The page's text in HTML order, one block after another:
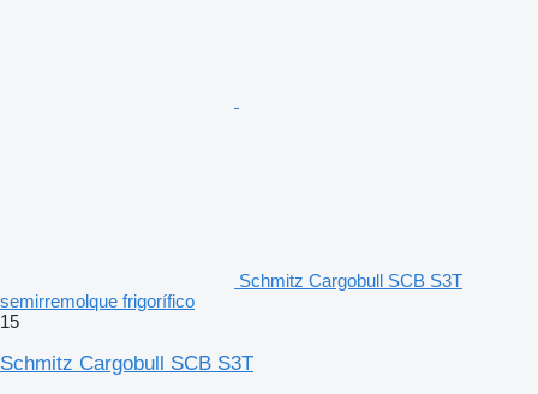
Schmitz Cargobull SCB S3T
semirremolque frigorífico
15
Schmitz Cargobull SCB S3T